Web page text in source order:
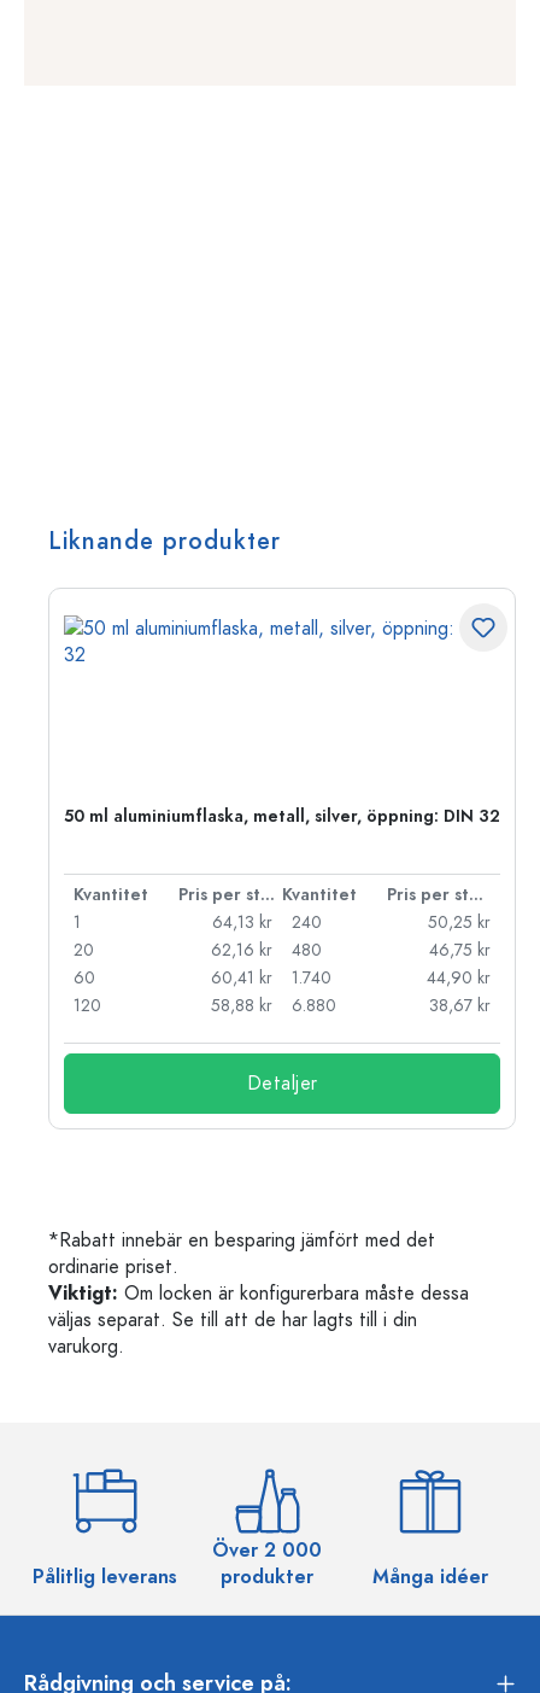
Liknande produkter
50 ml aluminiumflaska, metall, silver, öppning: DIN 32
Kvantitet Pris per styck Kvantitet
Pris per styck
1
64,13 kr
20
62,16 kr
60
60,41 kr
120
58,88 kr
240
50,25 kr
480
46,75 kr
1.740
44,90 kr
6.880
38,67 kr
Detaljer
*Rabatt innebär en besparing jämfört med det
ordinarie priset.
Viktigt: Om locken är konfigurerbara måste dessa
väljas separat. Se till att de har lagts till i din
varukorg.
Pålitlig leverans
Över 2 000
produkter
Många idéer
Rådgivning och service på: